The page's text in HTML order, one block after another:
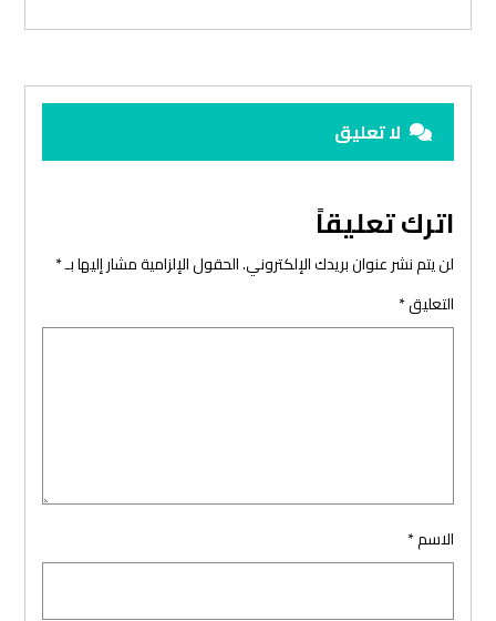
لا تعليق
اترك تعليقاً
لن يتم نشر عنوان بريدك الإلكتروني.الحقول الإلزامية مشار إليها بـ*
التعليق*
الاسم*